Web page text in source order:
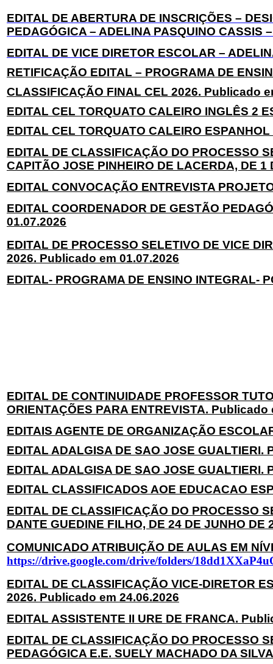
EDITAL DE ABERTURA DE INSCRIÇÕES –
PEDAGÓGICA – ADELINA PASQUINO CASSIS
EDITAL DE VICE DIRETOR ESCOLAR –
RETIFICAÇÃO EDITAL – PROGRAMA DE
CLASSIFICAÇÃO FINAL CEL 2026. Publicado
EDITAL CEL TORQUATO CALEIRO INGLÊS 2
EDITAL CEL TORQUATO CALEIRO
EDITAL DE CLASSIFICAÇÃO DO PROCESSO
CAPITÃO JOSE PINHEIRO DE LACERDA, DE
EDITAL CONVOCAÇÃO ENTREVISTA
EDITAL COORDENADOR DE GESTÃO
01.07.2026
EDITAL DE PROCESSO SELETIVO DE VICE
2026. Publicado em 01.07.2026
EDITAL- PROGRAMA DE ENSINO INTEGRAL-
EDITAL DE CONTINUIDADE PROFESSOR
ORIENTAÇÕES PARA ENTREVISTA. Publicado
EDITAIS AGENTE DE ORGANIZAÇÃO
EDITAL ADALGISA DE SAO JOSE GUALTIERI.
EDITAL ADALGISA DE SAO JOSE GUALTIERI.
EDITAL CLASSIFICADOS AOE EDUCACAO
EDITAL DE CLASSIFICAÇÃO DO PROCESSO
DANTE GUEDINE FILHO, DE 24 DE JUNHO
COMUNICADO ATRIBUIÇÃO DE AULAS EM
https://drive.google.com/drive/folders/
EDITAL DE CLASSIFICAÇÃO VICE-DIRETOR
2026. Publicado em 24.06.2026
EDITAL ASSISTENTE II URE DE FRANCA.
EDITAL DE CLASSIFICAÇÃO DO PROCESSO
PEDAGÓGICA E.E. SUELY MACHADO DA